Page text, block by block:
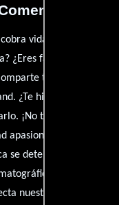
vida a través de tus
¿Eres fan de Vitaliy
tus
¿Te hizo reír, llorar o
¡No te guardes nada!
apasionada donde la
se detenga. Únete a la
¡Los
nuestra diversidad de